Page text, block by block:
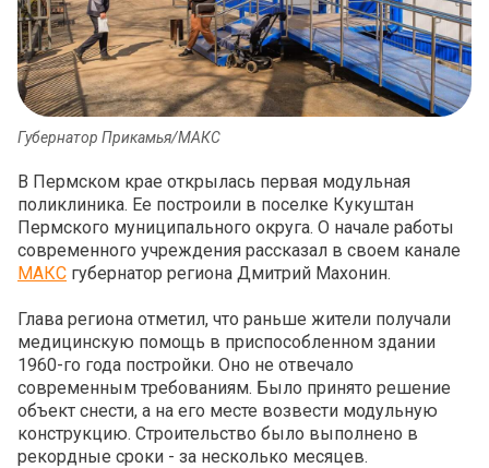
Губернатор Прикамья/МАКС
В Пермском крае открылась первая модульная
поликлиника. Ее построили в поселке Кукуштан
Пермского муниципального округа. О начале работы
современного учреждения рассказал в своем канале
МАКС губернатор региона Дмитрий Махонин.
Глава региона отметил, что раньше жители получали
медицинскую помощь в приспособленном здании
1960-го года постройки. Оно не отвечало
современным требованиям. Было принято решение
объект снести, а на его месте возвести модульную
конструкцию. Строительство было выполнено в
рекордные сроки - за несколько месяцев.